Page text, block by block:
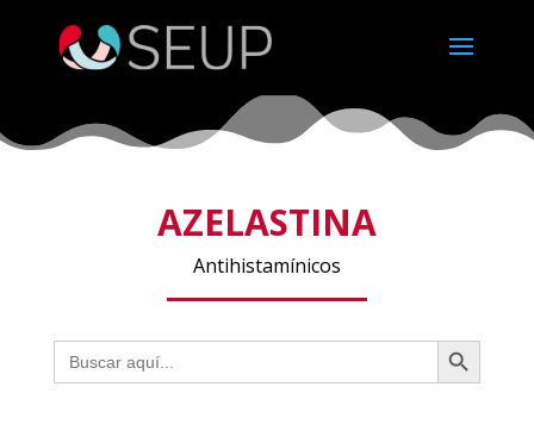
AZELASTINA
Antihistamínicos
Buscar: Botón de búsqueda